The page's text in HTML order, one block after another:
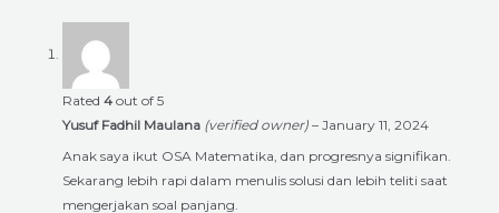
Rated 4 out of 5
Yusuf Fadhil Maulana (verified owner) – January 11, 2024
Anak saya ikut OSA Matematika, dan progresnya signifikan.
Sekarang lebih rapi dalam menulis solusi dan lebih teliti saat
mengerjakan soal panjang.